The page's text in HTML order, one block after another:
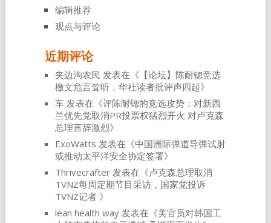
编辑推荐
观点与评论
近期评论
夹边沟农民 发表在《 【论坛】陈耐锶竞选
檄文危言耸听，华社读者批评声四起》
车发表在《评陈耐锶的竞选攻势：对新西
兰优先党取消PR投票权猛烈开火 对卢克森
总理言辞激烈》
ExoWatts 发表在《中国洲际弹道导弹试射
或推动太平洋安全协定签署》
Thrivecrafter发表在《卢克森总理取消
TVNZ每周定期节目采访，国家党投诉
TVNZ记者 》
lean health way发表在《美官员对韩国工